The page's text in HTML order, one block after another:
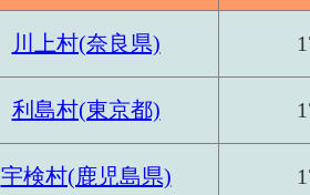
川上村(奈良県)
利島村(東京都)
宇検村(鹿児島県)